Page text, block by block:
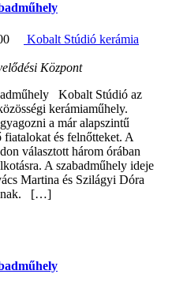
Kobalt Stúdió kerámia
Központ
Kobalt Stúdió az
kerámiaműhely.
a már alapszintű
fiatalokat és felnőtteket. A
választott három órában
A szabadműhely ideje
Martina és Szilágyi Dóra
[…]